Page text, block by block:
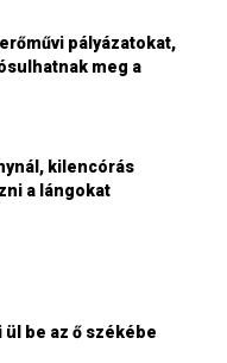
pályázatokat,
meg a
kilencórás
a lángokat
be az ő székébe